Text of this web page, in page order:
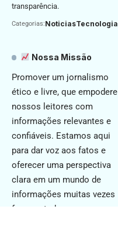
transparência.
Categorias:NoticiasTecnologia
Nossa Missão
Promover um jornalismo
ético e livre, que empodere
nossos leitores com
informações relevantes e
confiáveis. Estamos aqui
para dar voz aos fatos e
oferecer uma perspectiva
clara em um mundo de
informações muitas vezes
fragmentadas.